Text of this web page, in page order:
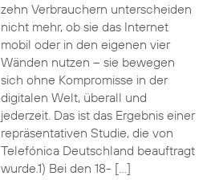
zehn Verbrauchern unterscheiden
nicht mehr, ob sie das Internet
mobil oder in den eigenen vier
Wänden nutzen – sie bewegen
sich ohne Kompromisse in der
digitalen Welt, überall und
jederzeit. Das ist das Ergebnis einer
repräsentativen Studie, die von
Telefónica Deutschland beauftragt
wurde.1) Bei den 18- […]